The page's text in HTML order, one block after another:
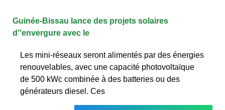
Guinée-Bissau lance des projets solaires
d''envergure avec le
Les mini-réseaux seront alimentés par des énergies
renouvelables, avec une capacité photovoltaïque
de 500 kWc combinée à des batteries ou des
générateurs diesel. Ces